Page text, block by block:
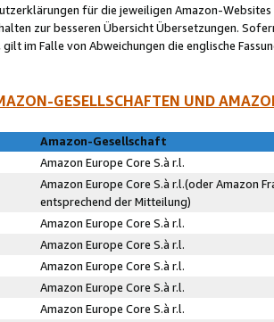
für die jeweiligen Amazon-Websites
zur besseren Übersicht Übersetzungen.
im Falle von Abweichungen die englische
GESELLSCHAFTEN UND
Amazon-Gesellschaft
Amazon Europe Core S.à r.l.
Amazon Europe Core S.à r.l.(oder Amazon
entsprechend der Mitteilung)
Amazon Europe Core S.à r.l.
Amazon Europe Core S.à r.l.
Amazon Europe Core S.à r.l.
Amazon Europe Core S.à r.l.
Amazon Europe Core S.à r.l.